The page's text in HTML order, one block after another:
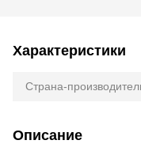
Характеристики
Страна-
Описание